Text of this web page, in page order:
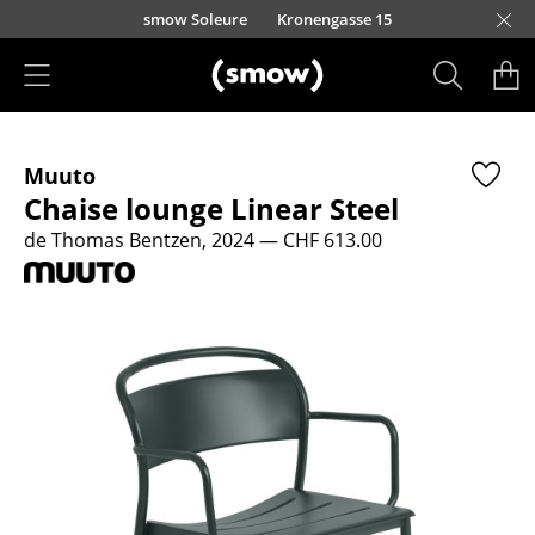
Accéder directement au contenu
smow Soleure Kronengasse 15
Sièges
Chaises de cuisine & salle à manger
Canapés
Fauteuils lounge
Chaises cantilever
Chaises et Tabourets de bar
Muuto
Chaise lounge Linear Steel
de Thomas Bentzen, 2024— CHF 613.00